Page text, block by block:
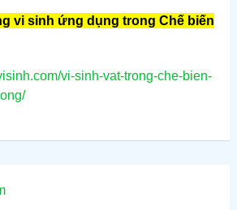
vi sinh ứng dụng trong Chế biến
vi-sinh-vat-trong-che-bien-